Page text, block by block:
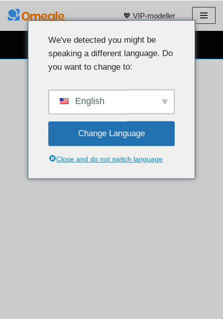
💖 VIP-modeller
GRATIS WEBBKAMERACHATT 👉
We've detected you might be
speaking a different language. Do
you want to change to:
English
Change Language
Close and do not switch language